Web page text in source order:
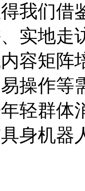
我们借
实地走
容矩阵
操作等
轻群体
身机器